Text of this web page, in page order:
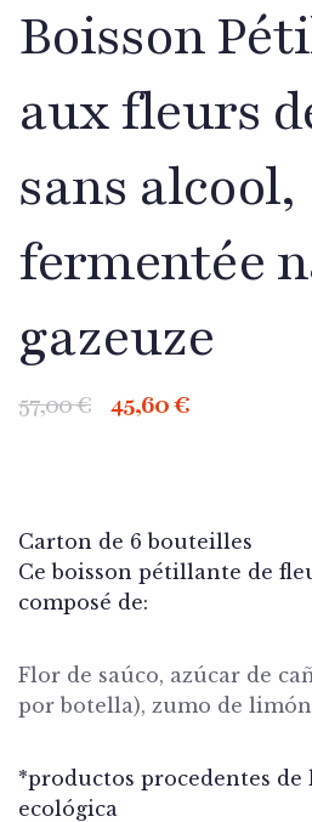
Boisson
aux fleurs
sans alcool,
fermentée
gazeuze
57,00€ 45,60€
Carton de 6 bouteilles
Ce boisson pétillante de
composé de:
Flor de saúco, azúcar de
por botella), zumo de
*productos procedentes
ecológica